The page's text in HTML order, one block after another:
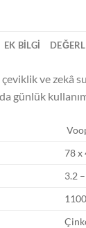
EK BILGI
çeviklik ve zekâ
günlük
78 x
3.2